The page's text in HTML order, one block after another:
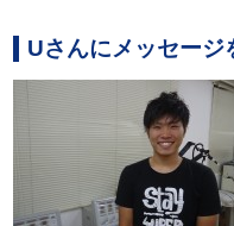
Uさんにメッセージ